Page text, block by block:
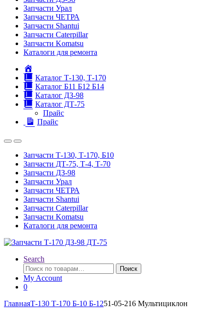
Запчасти Урал
Запчасти ЧЕТРА
Запчасти Shantui
Запчасти Caterpillar
Запчасти Komatsu
Каталоги для ремонта
Каталог Т-130, Т-170
Каталог Б11 Б12 Б14
Каталог ДЗ-98
Каталог ДТ-75
Прайс
Прайс
Запчасти Т-130, Т-170, Б10
Запчасти ДТ-75, Т-4, Т-70
Запчасти ДЗ-98
Запчасти Урал
Запчасти ЧЕТРА
Запчасти Shantui
Запчасти Caterpillar
Запчасти Komatsu
Каталоги для ремонта
Search
Искать:
Поиск
My Account
0
ГлавнаяТ-130 Т-170 Б-10 Б-1251-05-216 Мультициклон